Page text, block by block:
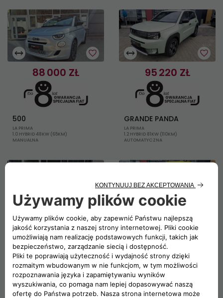
WOJ. POMORSKIE, GDANSK
88 000 ZŁ
500
LA PRIMA
1.0 HYBRID 48KW (65KM)
MANUALNA
WOJ. POMORSKIE, GDANSK
4
95 220 ZŁ
GRANDE PANDA
LA PRIMA
1.2 HYBRID 81KW (110KM)
AUTOMATYCZNA
13
105 500 ZŁ
600
LA PRIMA
1.2 HYBRID 81KW (110KM)
AUTOMATYCZNA
WOJ. POMORSKIE, GDANSK
5
89 712 ZŁ
GRANDE PANDA
LA PRIMA
1.2 HYBRID 81KW (110KM)
AUTOMATYCZNA